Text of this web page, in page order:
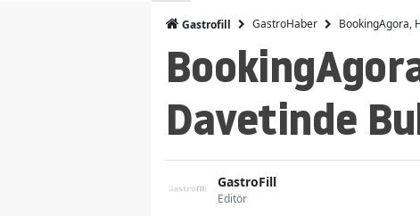
Gastrofill GastroHaber BookingAgora,
Davetinde
GastroFill
Editör